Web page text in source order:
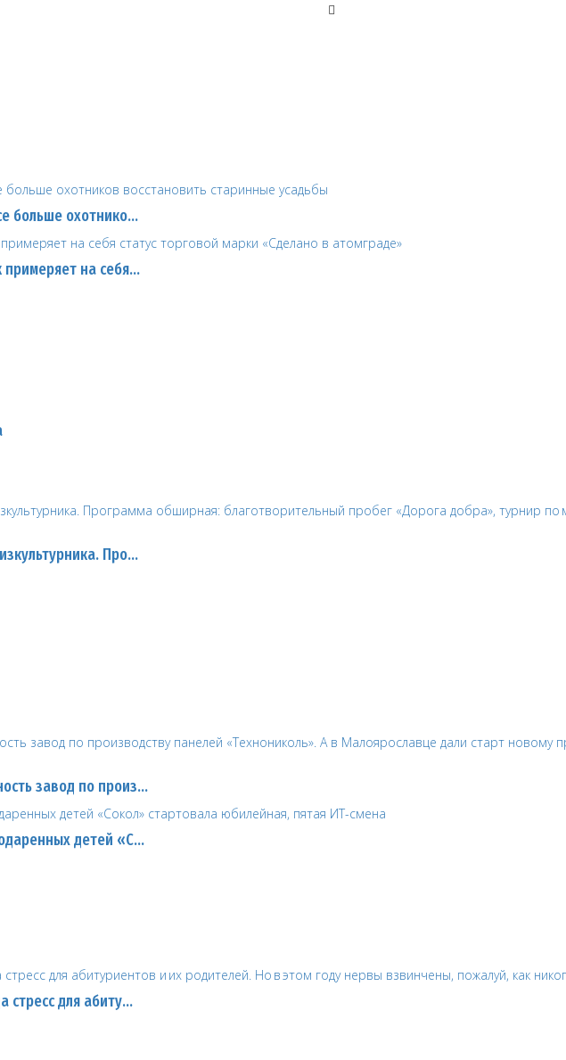
больше охотнико…
примеряет на себя…
Про…
завод по произ…
детей «С…
стресс для абиту…